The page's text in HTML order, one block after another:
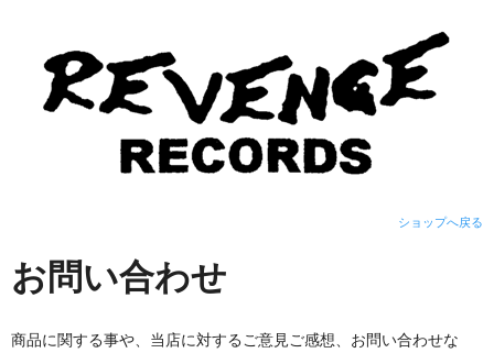
ショップへ戻る
お問い合わせ
商品に関する事や、当店に対するご意見ご感想、お問い合わせな